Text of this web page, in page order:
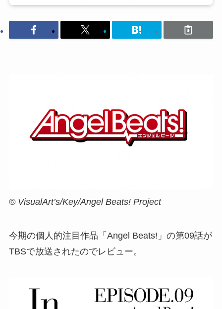
© VisualArt’s/Key/Angel Beats! Project
今期の個人的注目作品「Angel Beats!」の第09話が
TBSで放送されたのでレビュー。